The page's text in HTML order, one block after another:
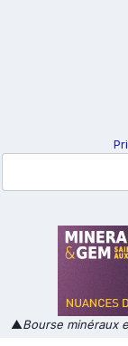
▲Bourse minéraux